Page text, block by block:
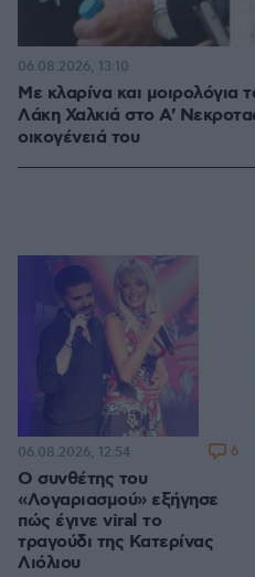
Με κλαρίνα και μοιρολόγια
Λάκη Χαλκιά στο A'
οικογένειά του
06.08.2026, 13:10
Ο συνθέτης του
«Λογαριασμού» εξήγησε
πώς έγινε viral το
τραγούδι της Κατερίνας
Λιόλιου
06.08.2026, 12:54 6